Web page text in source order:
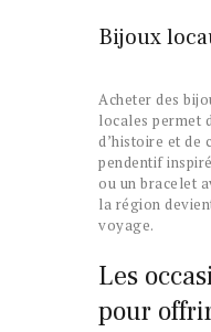
Bijoux
Acheter des
locales permet
d’histoire et de
pendentif
ou un bracelet
la région
voyage.
Les
pour